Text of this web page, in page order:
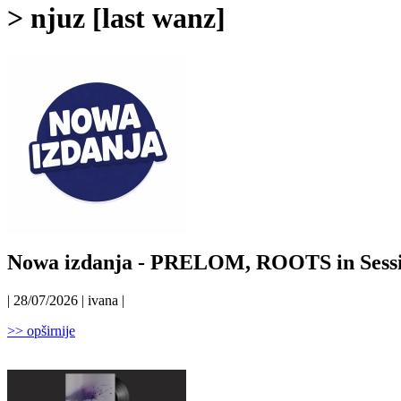
> njuz [last wanz]
Nowa izdanja - PRELOM, ROOTS in
| 28/07/2026 | ivana |
>> opširnije